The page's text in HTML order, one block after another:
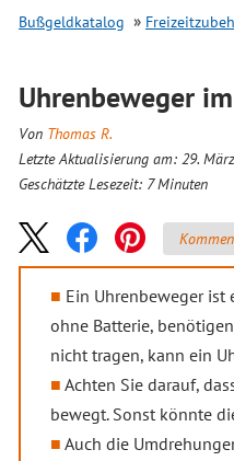
Bußgeldkatalog
Uhrenbeweger im
Von Thomas R.
Letzte Aktualisierung am: 29.
Geschätzte Lesezeit: 7 Minuten
Ein Uhrenbeweger ist
ohne Batterie,
nicht tragen, kann ein
Achten Sie darauf,
bewegt. Sonst könnte
Auch die